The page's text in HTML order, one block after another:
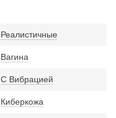
Реалистичные
Вагина
С Вибрацией
Киберкожа